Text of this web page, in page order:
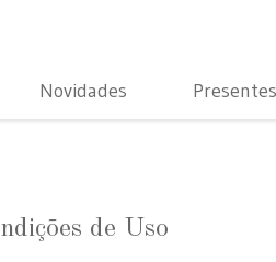
Novidades Presentes
de Uso